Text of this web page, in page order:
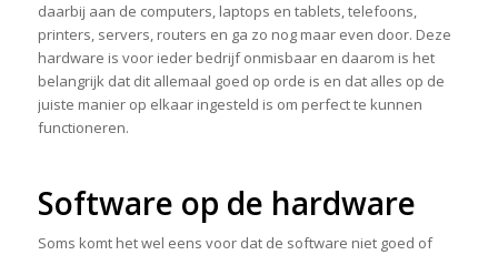
daarbij aan de computers, laptops en tablets, telefoons,
printers, servers, routers en ga zo nog maar even door. Deze
hardware is voor ieder bedrijf onmisbaar en daarom is het
belangrijk dat dit allemaal goed op orde is en dat alles op de
juiste manier op elkaar ingesteld is om perfect te kunnen
functioneren.
Software op de hardware
Soms komt het wel eens voor dat de software niet goed of